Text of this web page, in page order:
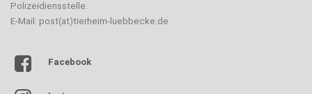
Polizeidiensstelle.
E-Mail: post(at)tierheim-luebbecke.de
Facebook